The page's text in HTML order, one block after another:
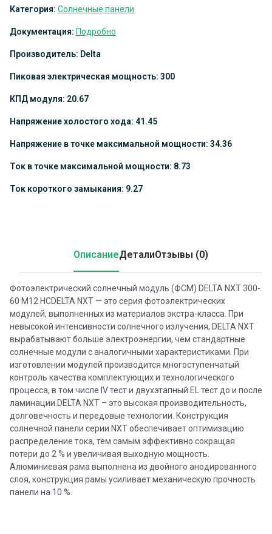
Категория: Солнечные панели
Документация: Подробно
Производитель: Delta
Пиковая электрическая мощность: 300
КПД модуля: 20.67
Напряжение холостого хода: 41.45
Напряжение в точке максимальной мощности: 34.36
Ток в точке максимальной мощности: 8.73
Ток короткого замыкания: 9.27
ОписаниеДеталиОтзывы (0)
Фотоэлектрический солнечный модуль (ФСМ) DELTA NXT 300-
60 M12 HCDELTA NXT — это серия фотоэлектрических
модулей, выполненных из материалов экстра-класса. При
невысокой интенсивности солнечного излучения, DELTA NXT
вырабатывают больше электроэнергии, чем стандартные
солнечные модули с аналогичными характеристиками. При
изготовлении модулей производится многоступенчатый
контроль качества комплектующих и технологического
процесса, в том числе IV тест и двухэтапный EL тест до и после
ламинации.DELTA NXT – это высокая производительность,
долговечность и передовые технологии. Конструкция
солнечной панели серии NXT обеспечивает оптимизацию
распределение тока, тем самым эффективно сокращая
потери до 2 % и увеличивая выходную мощность.
Алюминиевая рама выполнена из двойного анодированного
слоя, конструкция рамы усиливает механическую прочность
панели на 10 %.